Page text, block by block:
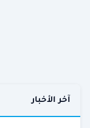
آخر الأخبار